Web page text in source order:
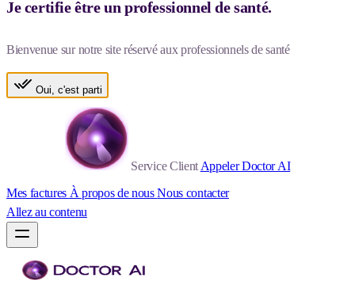
Je certifie être un professionnel de santé.
Bienvenue sur notre site réservé aux professionnels de santé
Oui, c'est parti
Service Client Appeler Doctor AI
Mes factures À propos de nousNous contacter
Allez au contenu